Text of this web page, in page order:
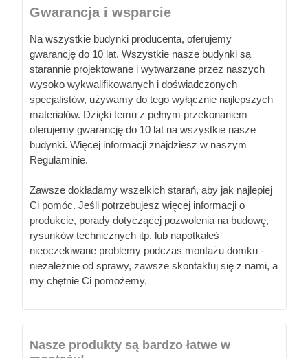
Gwarancja i wsparcie
Na wszystkie budynki producenta, oferujemy
gwarancję do 10 lat. Wszystkie nasze budynki są
starannie projektowane i wytwarzane przez naszych
wysoko wykwalifikowanych i doświadczonych
specjalistów, używamy do tego wyłącznie najlepszych
materiałów. Dzięki temu z pełnym przekonaniem
oferujemy gwarancję do 10 lat na wszystkie nasze
budynki. Więcej informacji znajdziesz w naszym
Regulaminie.
Zawsze dokładamy wszelkich starań, aby jak najlepiej
Ci pomóc. Jeśli potrzebujesz więcej informacji o
produkcie, porady dotyczącej pozwolenia na budowę,
rysunków technicznych itp. lub napotkałeś
nieoczekiwane problemy podczas montażu domku -
niezależnie od sprawy, zawsze skontaktuj się z nami, a
my chętnie Ci pomożemy.
Nasze produkty są bardzo łatwe w